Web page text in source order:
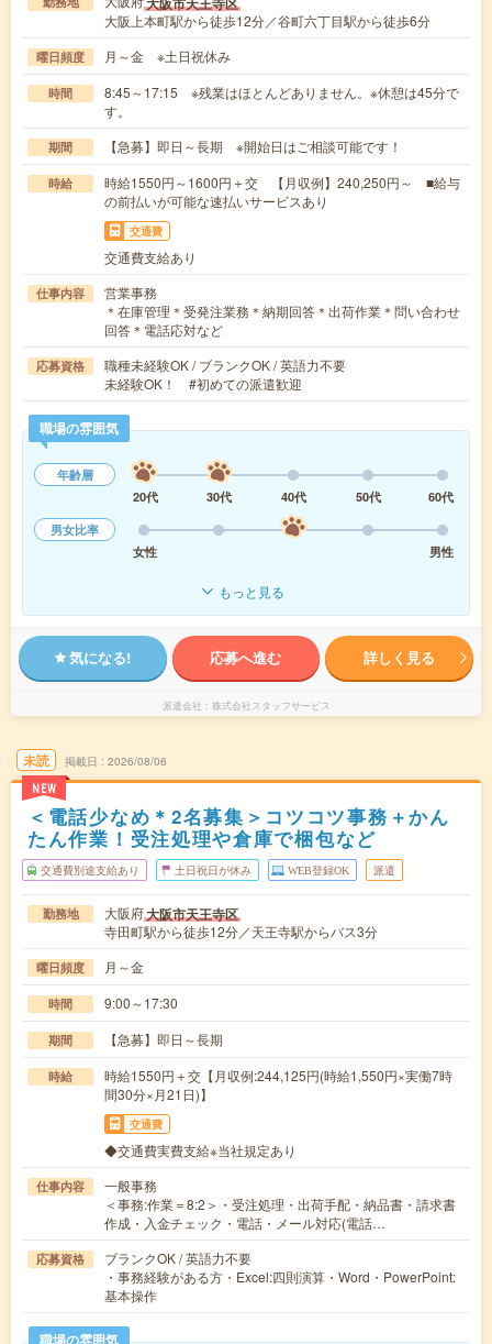
大阪上本町駅から徒歩12分／谷町六丁目駅から徒歩6分
曜日頻度 月～金 ※土日祝休み
時間
8:45～17:15 ※残業はほとんどありません。※休憩は45分で
す。
期間 【急募】即日～長期 ※開始日はご相談可能です！
時給
時給1550円～1600円＋交 【月収例】240,250円～ ■給与
の前払いが可能な速払いサービスあり
交通費
交通費支給あり
仕事内容
営業事務
＊在庫管理＊受発注業務＊納期回答＊出荷作業＊問い合わせ
回答＊電話応対など
応募資格
職種未経験OK / ブランクOK / 英語力不要
未経験OK！ #初めての派遣歓迎
職場の雰囲気
年齢層
20代
30代 40代 50代
60代
男女比率
女性
男性
もっと見る
気になる! 応募へ進む 詳しく見る
派遣会社 株式会社スタッフサービス
未読
NEW
掲載日 2026/08/06
＜電話少なめ＊2名募集＞コツコツ事務＋かん
たん作業！受注処理や倉庫で梱包など
交通費別途支給あり 土日祝日が休み WEB登録OK 派遣
勤務地 大阪府大阪市天王寺区
寺田町駅から徒歩12分／天王寺駅からバス3分
曜日頻度 月～金
時間 9:00～17:30
期間 【急募】即日～長期
時給
時給1550円＋交【月収例:244,125円(時給1,550円×実働7時
間30分×月21日)】
交通費
◆交通費実費支給※当社規定あり
仕事内容
一般事務
＜事務:作業＝8:2＞・受注処理・出荷手配・納品書・請求書
作成・入金チェック・電話・メール対応(電話…
応募資格
ブランクOK / 英語力不要
・事務経験がある方・Excel:四則演算・Word・PowerPoint:
基本操作
職場の雰囲気